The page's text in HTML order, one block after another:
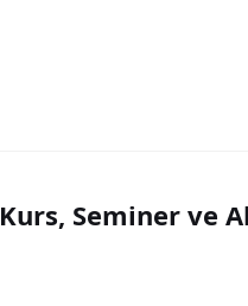
Kurs, Seminer ve